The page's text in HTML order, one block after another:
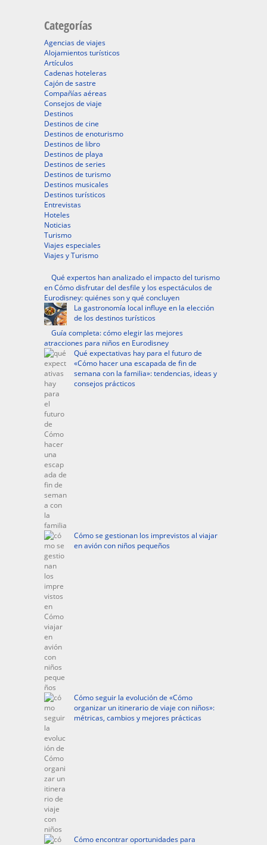
Categorías
Agencias de viajes
Alojamientos turísticos
Artículos
Cadenas hoteleras
Cajón de sastre
Compañías aéreas
Consejos de viaje
Destinos
Destinos de cine
Destinos de enoturismo
Destinos de libro
Destinos de playa
Destinos de series
Destinos de turismo
Destinos musicales
Destinos turísticos
Entrevistas
Hoteles
Noticias
Turismo
Viajes especiales
Viajes y Turismo
Qué expertos han analizado el impacto del turismo
en Cómo disfrutar del desfile y los espectáculos de
Eurodisney: quiénes son y qué concluyen
La gastronomía local influye en la elección
de los destinos turísticos
Guía completa: cómo elegir las mejores
atracciones para niños en Eurodisney
Qué expectativas hay para el futuro de
«Cómo hacer una escapada de fin de
semana con la familia»: tendencias, ideas y
consejos prácticos
Cómo se gestionan los imprevistos al viajar
en avión con niños pequeños
Cómo seguir la evolución de «Cómo
organizar un itinerario de viaje con niños»:
métricas, cambios y mejores prácticas
Cómo encontrar oportunidades para